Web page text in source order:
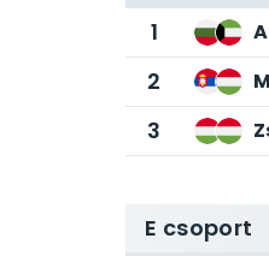
1
2
3
E csoport